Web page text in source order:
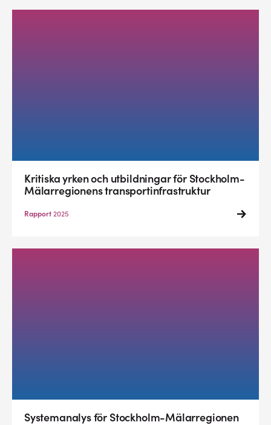
Kritiska yrken och utbildningar för Stockholm-
Mälarregionens transportinfrastruktur
Rapport 2025
Systemanalys för Stockholm-Mälarregionen